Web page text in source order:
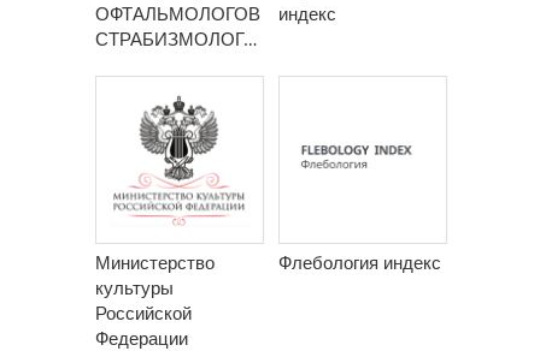
ОФТАЛЬМОЛОГОВ
СТРАБИЗМОЛОГОВ
индекс
Министерство
культуры
Российской
Федерации
Флебология индекс